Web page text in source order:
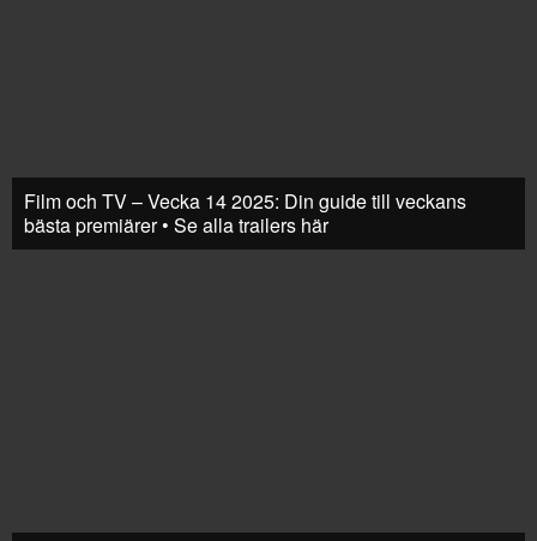
Film och TV – Vecka 14 2025: Din guide till veckans
bästa premiärer • Se alla trailers här